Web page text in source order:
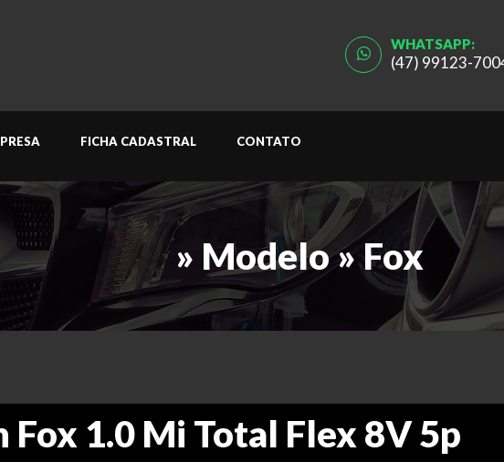
WHATSAPP:
(47) 99123-
FICHA CADASTRAL CONTATO
» Modelo » Fox
Fox 1.0 Mi Total Flex 8V 5p